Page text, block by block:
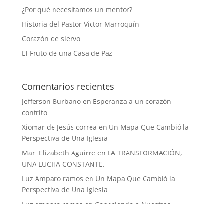
¿Por qué necesitamos un mentor?
Historia del Pastor Victor Marroquín
Corazón de siervo
El Fruto de una Casa de Paz
Comentarios recientes
Jefferson Burbanoen Esperanza a un corazón
contrito
Xiomar de Jesús correa en Un Mapa Que Cambió la
Perspectiva de Una Iglesia
Mari Elizabeth Aguirre en LA TRANSFORMACIÓN,
UNA LUCHA CONSTANTE.
Luz Amparo ramos en Un Mapa Que Cambió la
Perspectiva de Una Iglesia